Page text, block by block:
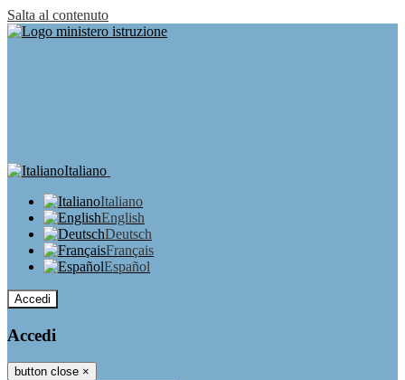
Salta al contenuto
Italiano
Italiano
English
Deutsch
Français
Español
Accedi
Accedi
button close ×